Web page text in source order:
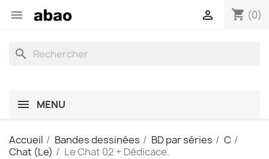
 shopping_cart (0)

search
MENU
Accueil Bandes dessinées BD par séries
C
Chat (Le)
Le Chat 02 + Dédicace.